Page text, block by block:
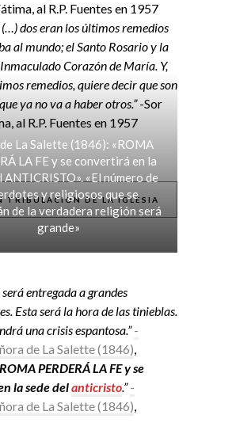
al R.P. Fuentes en 1957
(…) dos eran los últimos remedios
al mundo; el Santo Rosario y la
Corazón de María. Y,
remedios, quiere decir que son
ya no va a haber otros.”-Sor
al R.P. Fuentes en 1957
TRIBULACIÓN DE LA IGLESIA
La Salette (1846): «ROMA
LA FE y se convertirá en la
ANTICRISTO». «El número de
y religiosos que se
de la verdadera religión será
grande»
entregada a grandes
Esta será la hora de las tinieblas.
una crisis espantosa.” -
de La Salette (1846),
ROMA PERDERÁ LA FE y se
la sede delanticristo.” -
de La Salette (1846),